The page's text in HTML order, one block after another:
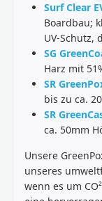
Surf Clear
Boardbau;
UV-Schutz,
SG
Harz mit
SR
bis zu ca.
SR
ca. 50mm
Unsere
unseres
wenn es um